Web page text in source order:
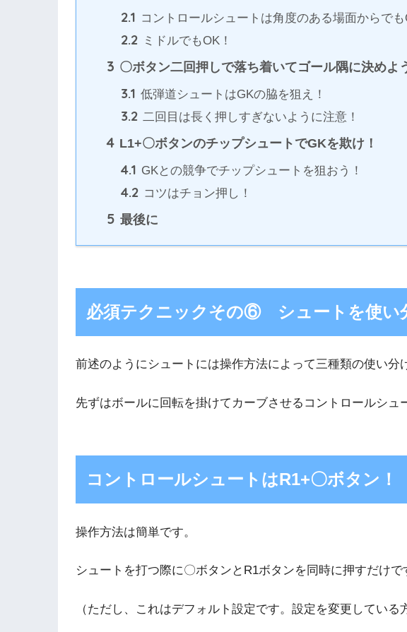
2.1 コントロールシュートは角度のある場面からでも
2.2 ミドルでもOK！
3 〇ボタン二回押しで落ち着いてゴール隅に決めよ
3.1 低弾道シュートはGKの脇を狙え！
3.2 二回目は長く押しすぎないように注意！
4 L1+〇ボタンのチップシュートでGKを欺け！
4.1 GKとの競争でチップシュートを狙おう！
4.2 コツはチョン押し！
5 最後に
必須テクニックその⑥ シュートを使い
前述のようにシュートには操作方法によって三種類の使い分
先ずはボールに回転を掛けてカーブさせるコントロールシュ
コントロールシュートはR1+〇ボタン！
操作方法は簡単です。
シュートを打つ際に〇ボタンとR1ボタンを同時に押すだけで
（ただし、これはデフォルト設定です。設定を変更している